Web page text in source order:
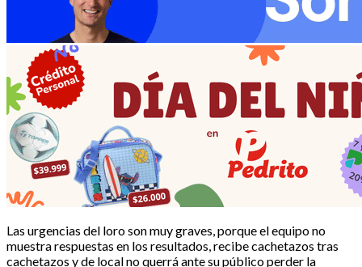
Las urgencias del loro son muy graves, porque el equipo no
muestra respuestas en los resultados, recibe cachetazos tras
cachetazos y de local no querrá ante su público perder la